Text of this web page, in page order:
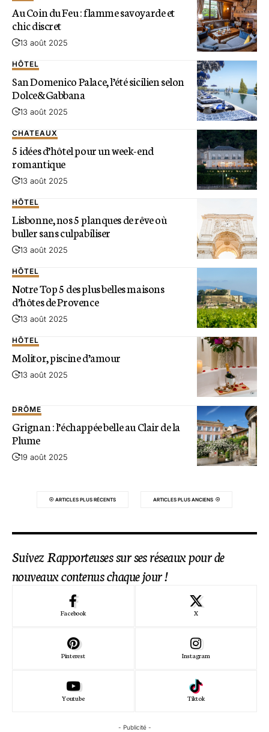
Au Coin du Feu : flamme savoyarde et
chic discret
13 août 2025
HÔTEL
San Domenico Palace, l’été sicilien selon
Dolce&Gabbana
13 août 2025
CHATEAUX
5 idées d’hôtel pour un week-end
romantique
13 août 2025
HÔTEL
Lisbonne, nos 5 planques de rêve où
buller sans culpabiliser
13 août 2025
HÔTEL
Notre Top 5 des plus belles maisons
d’hôtes de Provence
13 août 2025
HÔTEL
Molitor, piscine d’amour
13 août 2025
DRÔME
Grignan : l’échappée belle au Clair de la
Plume
19 août 2025
ARTICLES PLUS RÉCENTS ARTICLES PLUS ANCIENS
Suivez Rapporteuses sur ses réseaux pour de
nouveaux contenus chaque jour !
Facebook X
Pinterest Instagram
Youtube Tiktok
- Publicité -